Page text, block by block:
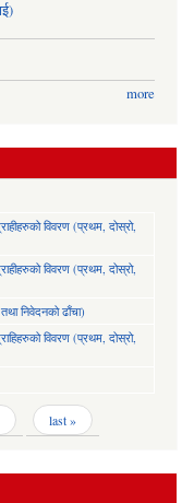
more
विवरण (प्रथम, दोस्रो,
विवरण (प्रथम, दोस्रो,
निवेदनको ढाँचा)
विवरण (प्रथम, दोस्रो,
last »